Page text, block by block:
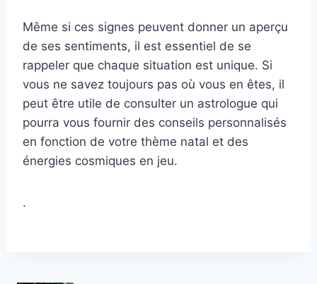
Même si ces signes peuvent donner un aperçu
de ses sentiments, il est essentiel de se
rappeler que chaque situation est unique. Si
vous ne savez toujours pas où vous en êtes, il
peut être utile de consulter un astrologue qui
pourra vous fournir des conseils personnalisés
en fonction de votre thème natal et des
énergies cosmiques en jeu.
.